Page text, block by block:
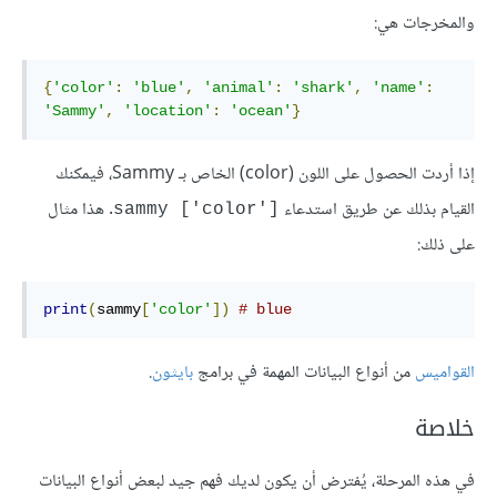
والمخرجات هي:
{'color' : 'blue' , 'animal' : 'shark' , 'name' :
'Sammy' , 'location' : 'ocean' }
إذا أردت الحصول على اللون (color) الخاص بـ Sammy، فيمكنك
القيام بذلك عن طريق استدعاء
sammy ['color']‎. هذا مثال
على ذلك:
print(sammy [ 'color' ]) # blue
القواميسمن أنواع البيانات المهمة في برامجبايثون.
خلاصة
في هذه المرحلة، يُفترض أن يكون لديك فهم جيد لبعض أنواع البيانات